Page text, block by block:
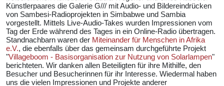
Künstlerpaares die Galerie G/// mit Audio- und Bildereindrücken
von Sambesi-Radioprojekten in Simbabwe und Sambia
vorgestellt. Mittels Live-Audio-Takes wurden Impressionen vom
Tag der Erde während des Tages in ein Online-Radio übertragen.
Standnachbarn waren der Miteinander für Menschen in Afrika
e.V., die ebenfalls über das gemeinsam durchgeführte Projekt
"Villageboom - Basisorganisation zur Nutzung von Solarlampen"
berichteten. Wir danken allen Beteiligten für ihre Mithilfe, den
Besucher und Besucherinnen für ihr Interesse. Wiedermal haben
uns die vielen Impressionen und Projekte anderer